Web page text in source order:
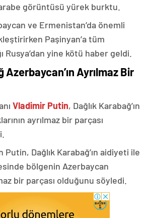
görüntüsü yürek burktu.
ve Ermenistan’da önemli
Paşinyan’a tüm
Rusya’dan yine kötü haber geldi.
Azerbaycan’ın Ayrılmaz Bir
Vladimir Putin, Dağlık Karabağ’ın
ayrılmaz bir parçası
Putin, Dağlık Karabağ’ın aidiyeti ile
bölgenin Azerbaycan
bir parçası olduğunu söyledi.